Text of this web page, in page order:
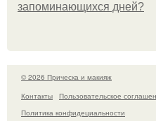
запоминающихся дней?
© 2026 Прическа и макияж
Контакты
Пользовательское
Политика конфидециальности